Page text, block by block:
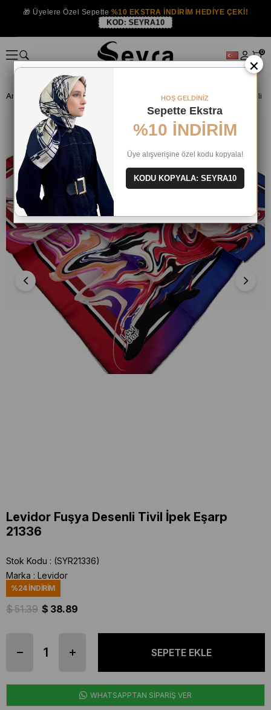
🎁 Üyelere Özel Sepette %10 EKSTRA İNDİRİM HEDİYE ÇEKİ!
KOD: SEYRA10
0
Anasayfa İPEK EŞARP Levidor İpek Eşarp Levidor Fuşya Desenli
Levidor Fuşya Desenli Tivil İpek Eşarp
21336
Stok Kodu
(SYR21336)
Marka : Levidor
%24İNDIRIM
$ 51.39 $ 38.89
WHATSAPPTAN SİPARİŞ VER
×
HOŞ GELDİNİZ
Sepette Ekstra
%10 İNDİRİM
Üye alışverişine özel kodu kopyala!
KODU KOPYALA: SEYRA10